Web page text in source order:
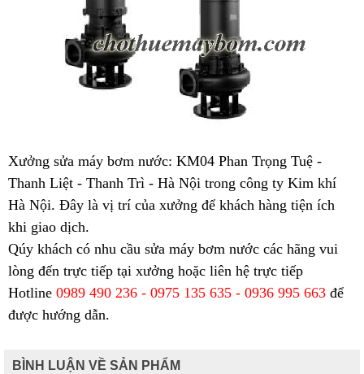
Xưởng sửa máy bơm nước: KM04 Phan Trọng Tuệ -
Thanh Liệt - Thanh Trì - Hà Nội trong công ty Kim khí
Hà Nội. Đây là vị trí của xưởng để khách hàng tiện ích
khi giao dịch.
Qúy khách có nhu cầu sửa máy bơm nước các hãng vui
lòng đến trực tiếp tại xưởng hoặc liên hệ trực tiếp
Hotline 0989 490 236 - 0975 135 635 - 0936 995 663 để
được hướng dẫn.
BÌNH LUẬN VỀ SẢN PHẨM